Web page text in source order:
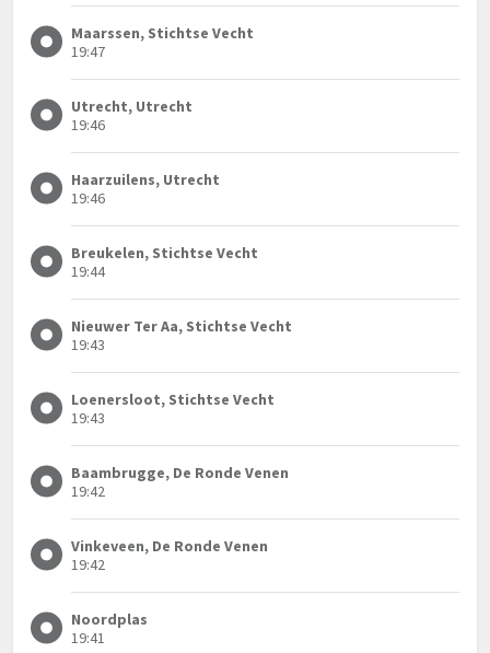
Maarssen, Stichtse Vecht
19:47
Utrecht, Utrecht
19:46
Haarzuilens, Utrecht
19:46
Breukelen, Stichtse Vecht
19:44
Nieuwer Ter Aa, Stichtse Vecht
19:43
Loenersloot, Stichtse Vecht
19:43
Baambrugge, De Ronde Venen
19:42
Vinkeveen, De Ronde Venen
19:42
Noordplas
19:41